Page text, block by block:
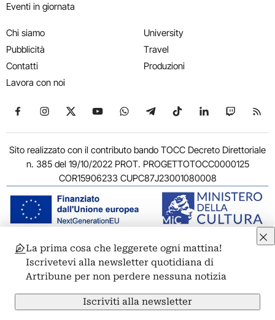
Eventi in giornata
Chi siamo
Pubblicità
Contatti
Lavora con noi
University
Travel
Produzioni
Seguici su Facebook
Seguici su Instagram
Seguici su X
Seguici su YouTube
Seguici su WhatsApp
Seguici su Telegram
Seguici su TikTok
Seguici su
Seguici
Sito realizzato con il contributo bando TOCC Decreto Direttoriale
n. 385 del 19/10/2022 PROT. PROGETTOTOCC0000125
COR15906233 CUPC87J23001080008
© 2011-2026 ARTRIBUNE srl – Corso Vittorio Emanuele II, 287 –
00186 Roma - P.I. 11381581005
Privacy: Responsabile della protezione dei dati personali
ARTRIBUNE srl – Corso Vittorio Emanuele II, 287 – 00186 Roma
Termini e condizioniPrivacy PolicyCookie PolicyCredits
La prima cosa che leggerete ogni mattina!
Iscrivetevi alla newsletter quotidiana di
Artribune per non perdere nessuna notizia
Iscriviti alla newsletter